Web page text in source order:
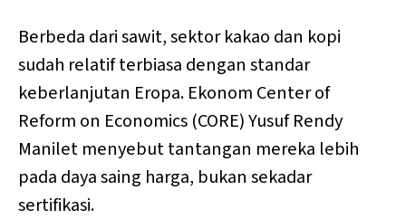
Berbeda dari sawit, sektor kakao dan kopi
sudah relatif terbiasa dengan standar
keberlanjutan Eropa. Ekonom Center of
Reform on Economics (CORE) Yusuf Rendy
Manilet menyebut tantangan mereka lebih
pada daya saing harga, bukan sekadar
sertifikasi.